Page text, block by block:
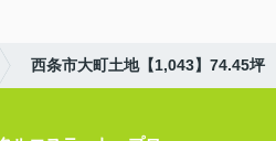
西条市大町土地【1,043】74.45坪